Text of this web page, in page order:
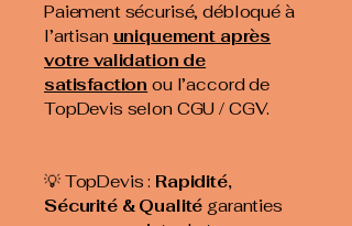
Paiement sécurisé, débloqué à
l’artisan uniquement après
votre validation de
satisfaction ou l’accord de
TopDevis selon CGU / CGV.
💡 TopDevis : Rapidité,
Sécurité & Qualité garanties